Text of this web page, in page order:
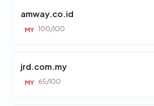
amway.co.id
MY 100/100
jrd.com.my
MY 65/100